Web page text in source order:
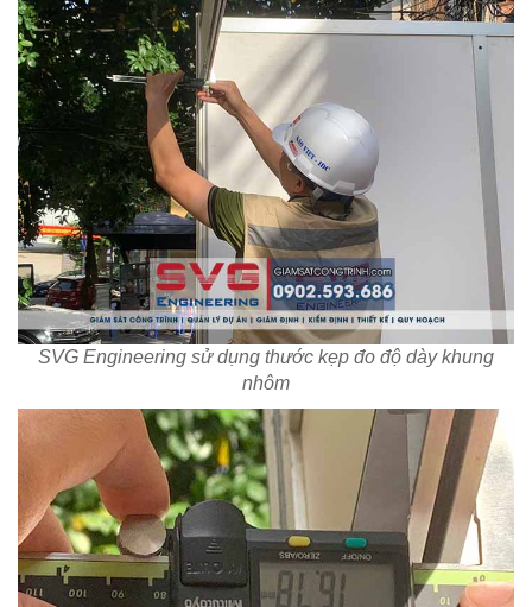
SVG Engineering sử dụng thước kẹp đo độ dày khung
nhôm